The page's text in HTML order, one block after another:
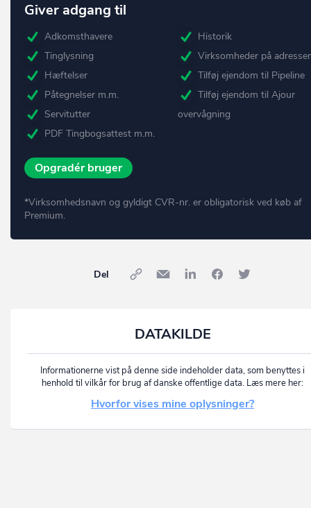
Giver adgang til
Adkomsthavere
Tinglysning
Hæftelser
Påtegnelser m.m.
Servitutter
PDF Tingbogsattest m.m.
Historik
Virksomheder på
Tilføj ejendom til Pipeline
Tilføj ejendom til Ajour
overvågning
Opgradér bruger
*Virksomhedsnavn og gyldigt CVR-nr. er obligatorisk ved køb af
Premium.
Del
DATAKILDE
Informationerne vist på denne side indeholder data, som benyttes i
henhold til vilkår for brug af danske offentlige data. Læs mere her:
Hvorfor vises mine oplysninger?